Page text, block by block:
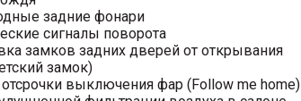
задние фонари
сигналы поворота
замков задних дверей от открывания
замок)
выключения фар (Follow me home)